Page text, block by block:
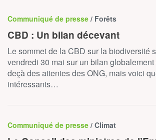
Communiqué de presse / Forêts
CBD : Un bilan décevant
Le sommet de la CBD sur la biodiversité
vendredi 30 mai sur un bilan
deçà des attentes des ONG, mais voici
intéressants…
Communiqué de presse / Climat